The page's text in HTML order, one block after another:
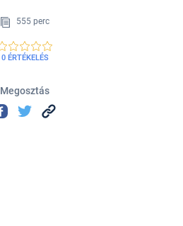
555 perc
0 ÉRTÉKELÉS
Megosztás